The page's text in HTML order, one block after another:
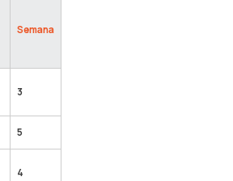
Semana
3
5
4